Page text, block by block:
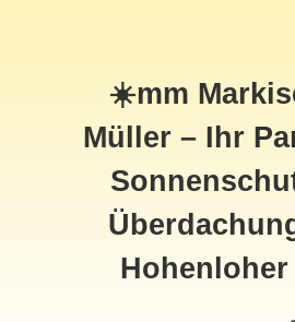
☀️mm
Müller – Ihr
Hohenloher